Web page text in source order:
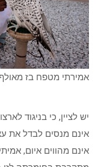
אמירתי מטפח בז מאולף.
יש לציין, כי בניגוד
אינם מנסים לבדל את
אינם מהווים איום,